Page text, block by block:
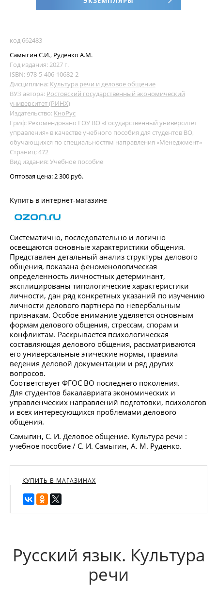
код 662483
Самыгин С.И., Руденко А.М.
Год издания: 2027 г.
ISBN: 978-5-406-10682-2
Дисциплина: Культура речи и деловое общение
ВУЗ автора: Ростовский государственный экономический
университет (РИНХ)
Издательство: КноРус
Гриф: Рекомендовано ГОУ ВО «Государственный университет
управления» в качестве учебного пособия для студентов ВО,
обучающихся по специальностям направления «Менеджмент»
Страниц: 472
Вид издания: Учебное пособие
Оптовая цена:2 300 руб.
Купить в интернет-магазине
Систематично, последовательно и логично
освещаются основные характеристики общения.
Представлен детальный анализ структуры делового
общения, показана феноменологическая
определенность личностных детерминант,
эксплицированы типологические характеристики
личности, дан ряд конкретных указаний по изучению
личности делового партнера по невербальным
признакам. Особое внимание уделяется основным
формам делового общения, стрессам, спорам и
конфликтам. Раскрывается психологическая
составляющая делового общения, рассматриваются
его универсальные этические нормы, правила
ведения деловой документации и ряд других
вопросов.
Соответствует ФГОС ВО последнего поколения.
Для студентов бакалавриата экономических и
управленческих направлений подготовки, психологов
и всех интересующихся проблемами делового
общения.
Самыгин, С. И. Деловое общение. Культура речи :
учебное пособие / С. И. Самыгин, А. М. Руденко.
КУПИТЬ В МАГАЗИНАХ
Русский язык. Культура
речи